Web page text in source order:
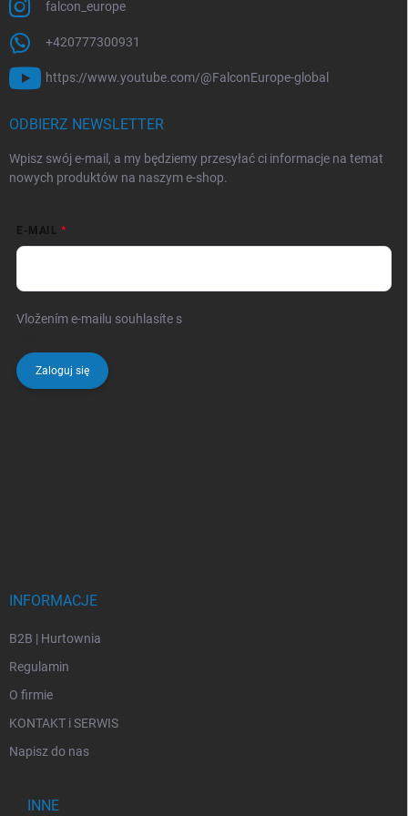
falcon_europe
+420777300931
https://www.youtube.com/@FalconEurope-global
ODBIERZ NEWSLETTER
Wpisz swój e-mail, a my będziemy przesyłać ci informacje na temat
nowych produktów na naszym e-shop.
E-MAIL
Vložením e-mailu souhlasíte s
Zaloguj się
INFORMACJE
B2B | Hurtownia
Regulamin
O firmie
KONTAKT i SERWIS
Napisz do nas
INNE